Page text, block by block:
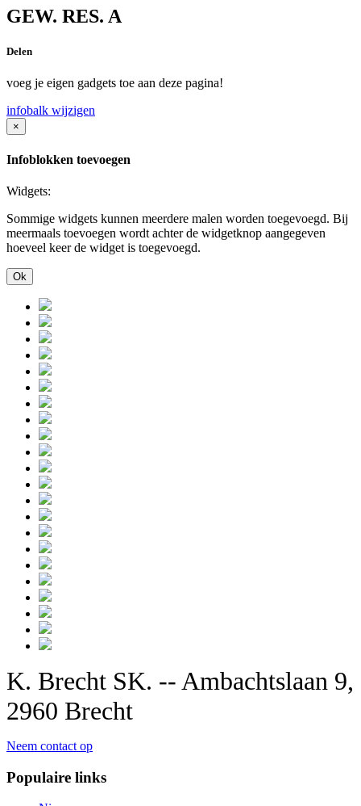
GEW. RES. A
Delen
voeg je eigen gadgets toe aan deze pagina!
infobalk wijzigen
×
Infoblokken toevoegen
Widgets:
Sommige widgets kunnen meerdere malen worden toegevoegd. Bij
meermaals toevoegen wordt achter de widgetknop aangegeven
hoeveel keer de widget is toegevoegd.
Ok
K. Brecht SK. -- Ambachtslaan 9,
2960 Brecht
Neem contact op
Populaire links